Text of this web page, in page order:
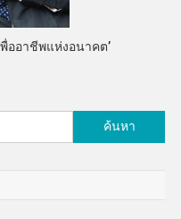
ออาชีพแห่งอนาคต’
สำหรับ: